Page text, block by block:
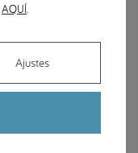
AQUÍ
Ajustes